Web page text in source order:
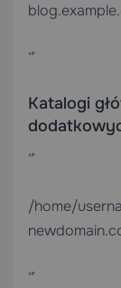
“`
Katalogi
“`
/home/
“`